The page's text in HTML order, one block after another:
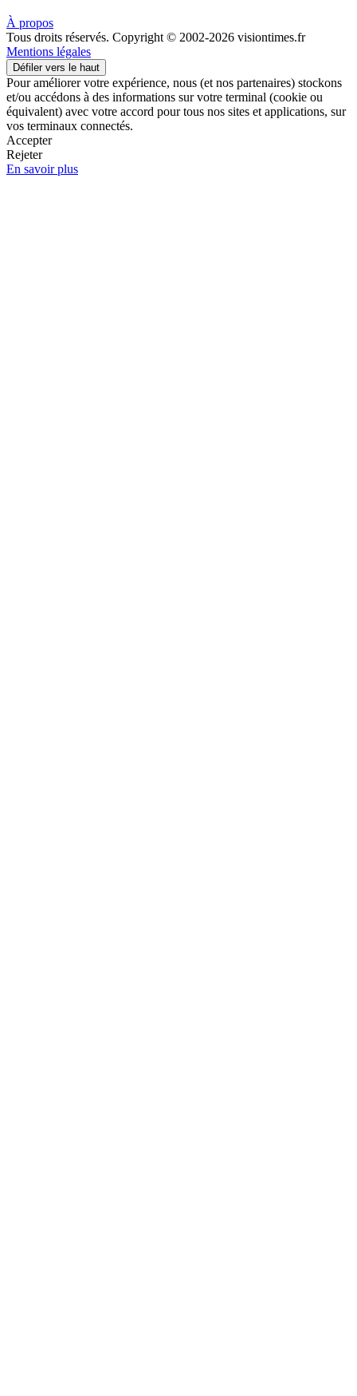
À propos
Tous droits réservés. Copyright © 2002-2026 visiontimes.fr
Mentions légales
Défiler vers le haut
Pour améliorer votre expérience, nous (et nos partenaires) stockons
et/ou accédons à des informations sur votre terminal (cookie ou
équivalent) avec votre accord pour tous nos sites et applications, sur
vos terminaux connectés.
Accepter
Rejeter
En savoir plus